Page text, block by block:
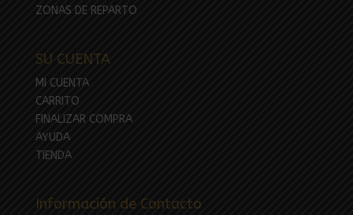
ZONAS DE REPARTO
SU CUENTA
MI CUENTA
CARRITO
FINALIZAR COMPRA
AYUDA
TIENDA
Información de Contacto